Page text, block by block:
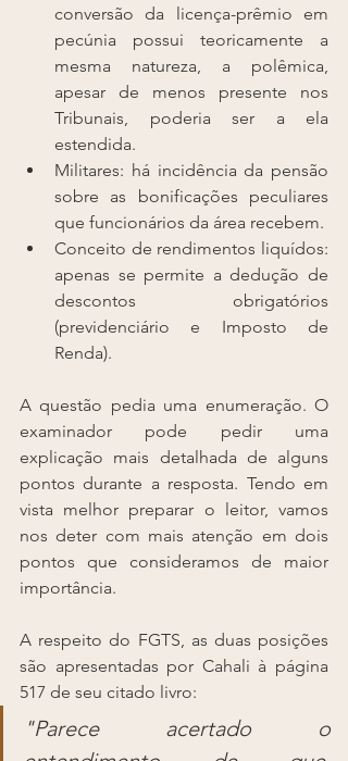
conversão da licença-prêmio em
pecúnia possui teoricamente a
mesma natureza, a polêmica,
apesar de menos presente nos
Tribunais, poderia ser a ela
estendida.
Militares: há incidência da pensão
sobre as bonificações peculiares
que funcionários da área recebem.
Conceito de rendimentos liquídos:
apenas se permite a dedução de
descontos obrigatórios
(previdenciário e Imposto de
Renda).
A questão pedia uma enumeração. O
examinador pode pedir uma
explicação mais detalhada de alguns
pontos durante a resposta. Tendo em
vista melhor preparar o leitor, vamos
nos deter com mais atenção em dois
pontos que consideramos de maior
importância.
A respeito do FGTS, as duas posições
são apresentadas por Cahali à página
517 de seu citado livro:
"Parece acertado o